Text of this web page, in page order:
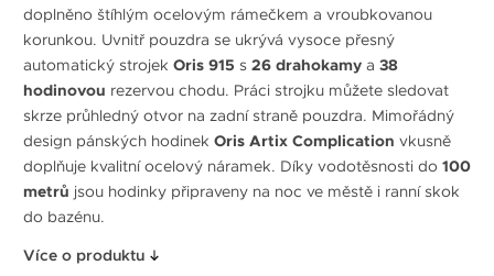
doplněno štíhlým ocelovým rámečkem a vroubkovanou
korunkou. Uvnitř pouzdra se ukrývá vysoce přesný
automatický strojek Oris 915 s 26 drahokamy a 38
hodinovou rezervou chodu. Práci strojku můžete sledovat
skrze průhledný otvor na zadní straně pouzdra. Mimořádný
design pánských hodinek Oris Artix Complication vkusně
doplňuje kvalitní ocelový náramek. Díky vodotěsnosti do 100
metrů jsou hodinky připraveny na noc ve městě i ranní skok
do bazénu.
Více o produktu